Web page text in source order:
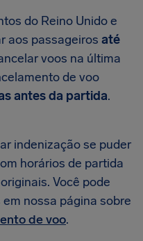
do Reino Unido e
aos passageiros até
voos na última
de voo
antes da partida.
indenização se puder
horários de partida
Você pode
nossa página sobre
de voo.